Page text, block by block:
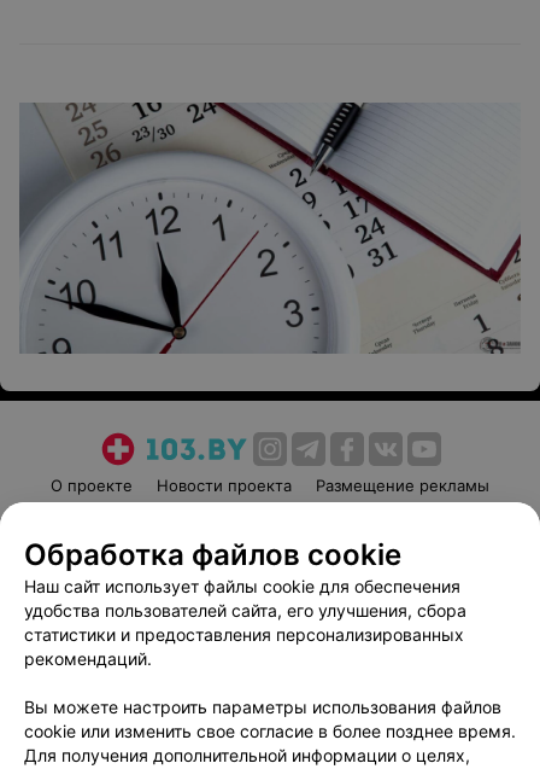
О проекте Новости проекта
Размещение рекламы
Пользовательское соглашение
Способы оплаты
Вакансии
Партнеры
Написать руководителю 103.by
Обработка персональных данных
Обработка файлов cookie
Наш сайт использует файлы cookie для обеспечения
удобства пользователей сайта, его улучшения, сбора
статистики и предоставления персонализированных
рекомендаций.
Вы можете настроить параметры использования файлов
cookie или изменить свое согласие в более позднее время.
Для получения дополнительной информации о целях,